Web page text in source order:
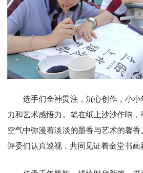
选手们全神贯注，沉心创作，小
力和艺术感悟力。笔在纸上沙沙作响，
空气中弥漫着淡淡的墨香与艺术的馨香
评委们认真巡视，共同见证着金堂书画